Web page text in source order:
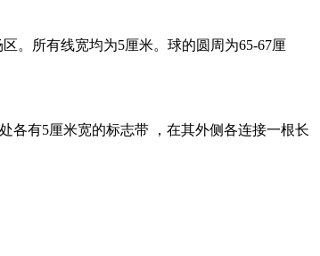
。所有线宽均为5厘米。球的圆周为65-67厘
各有5厘米宽的标志带 ，在其外侧各连接一根长